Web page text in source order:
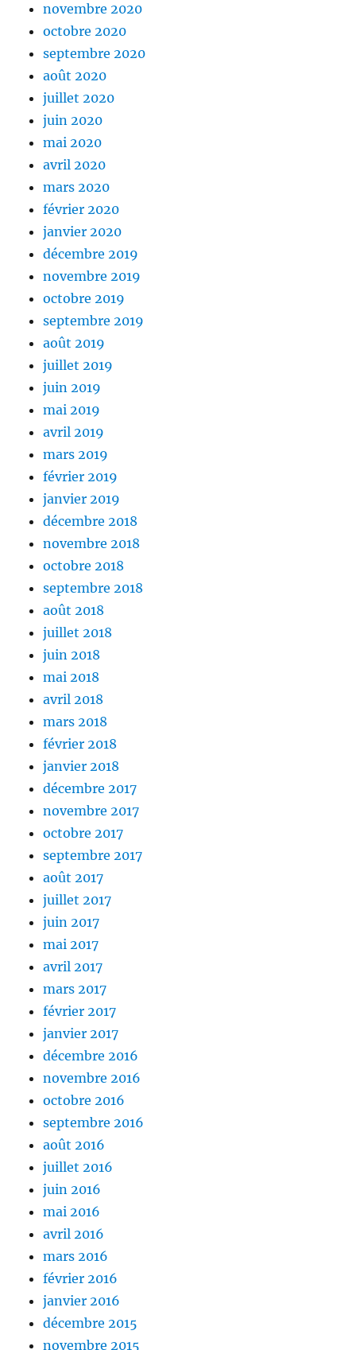
novembre 2020
octobre 2020
septembre 2020
août 2020
juillet 2020
juin 2020
mai 2020
avril 2020
mars 2020
février 2020
janvier 2020
décembre 2019
novembre 2019
octobre 2019
septembre 2019
août 2019
juillet 2019
juin 2019
mai 2019
avril 2019
mars 2019
février 2019
janvier 2019
décembre 2018
novembre 2018
octobre 2018
septembre 2018
août 2018
juillet 2018
juin 2018
mai 2018
avril 2018
mars 2018
février 2018
janvier 2018
décembre 2017
novembre 2017
octobre 2017
septembre 2017
août 2017
juillet 2017
juin 2017
mai 2017
avril 2017
mars 2017
février 2017
janvier 2017
décembre 2016
novembre 2016
octobre 2016
septembre 2016
août 2016
juillet 2016
juin 2016
mai 2016
avril 2016
mars 2016
février 2016
janvier 2016
décembre 2015
novembre 2015